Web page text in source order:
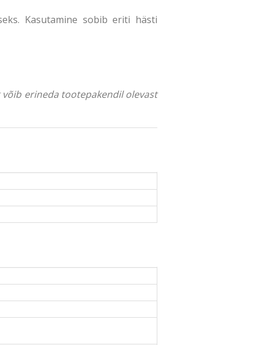
Kasutamine sobib eriti hästi
erineda tootepakendil olevast